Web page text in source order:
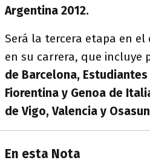
Argentina 2012.
Será la tercera etapa en el
en su carrera, que incluye
de Barcelona,
Fiorentina y Genoa de
de Vigo, Valencia y
En esta Nota